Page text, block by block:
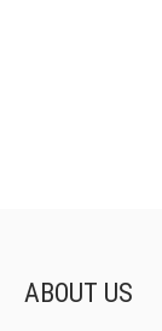
ABOUT US